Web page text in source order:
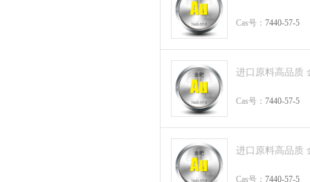
Cas号： 7440-57-5
进口原料高品质
Cas号： 7440-57-5
进口原料高品质
Cas号： 7440-57-5